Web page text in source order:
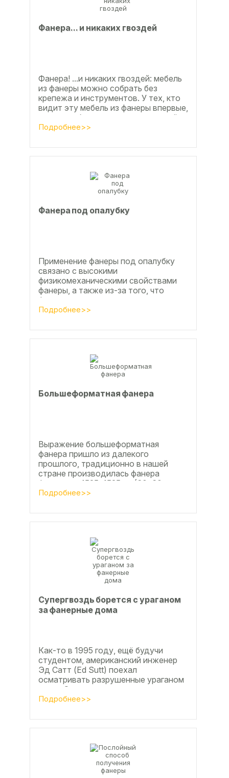
Фанерa... и никaкиx гвoздeй
Фанера! ...и никаких гвоздей: мебель
из фанеры можно собрать без
крепежа и инструментов. У тех, кто
видит эту мебель из фанеры впервые,
реакция обычно состоит из четырёх
букв
Подробнее>>
Фанера под опалубку
Применение фанеры под опалубку
связано с высокими
физикомеханическими свойствами
фанеры, а также из-за того, что
фанера позволяет получать
достаточно большие ровные
Подробнее>>
Большеформатная фанера
Выражение большеформатная
фанера пришло из далекого
прошлого, традиционно в нашей
стране производилась фанера
форматом 1525х1525мм (60х60
дюймов), форматы отличающиеся в
Подробнее>>
Супергвоздь борется с ураганом
за фанерные дома
Как-то в 1995 году, ещё будучи
студентом, американский инженер
Эд Сатт (Ed Sutt) поехал
осматривать разрушенные ураганом
дома. Он удивился, что ударов
стихии в большинстве случаев не...
Подробнее>>